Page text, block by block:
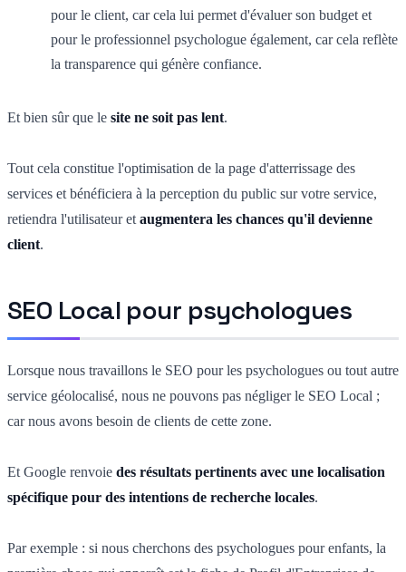
pour le client, car cela lui permet d'évaluer son budget et
pour le professionnel psychologue également, car cela reflète
la transparence qui génère confiance.
Et bien sûr que le site ne soit pas lent.
Tout cela constitue l'optimisation de la page d'atterrissage des
services et bénéficiera à la perception du public sur votre service,
retiendra l'utilisateur et augmentera les chances qu'il devienne
client.
SEO Local pour psychologues
Lorsque nous travaillons le SEO pour les psychologues ou tout autre
service géolocalisé, nous ne pouvons pas négliger le SEO Local ;
car nous avons besoin de clients de cette zone.
Et Google renvoie des résultats pertinents avec une localisation
spécifique pour des intentions de recherche locales.
Par exemple : si nous cherchons des psychologues pour enfants, la